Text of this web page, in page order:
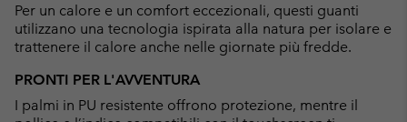
Per un calore e un comfort eccezionali, questi guanti
utilizzano una tecnologia ispirata alla natura per isolare e
trattenere il calore anche nelle giornate più fredde.
PRONTI PER L'AVVENTURA
I palmi in PU resistente offrono protezione, mentre il